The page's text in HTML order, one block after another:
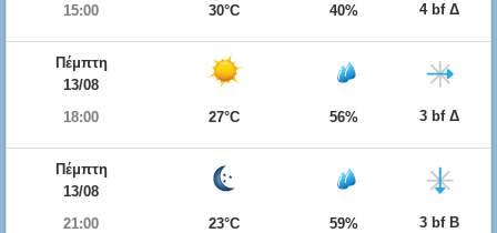
15:00
30°C 40% 4 bf Δ
Πέμπτη
13/08
18:00
27°C 56% 3 bf Δ
Πέμπτη
13/08
21:00
23°C 59% 3 bf Β